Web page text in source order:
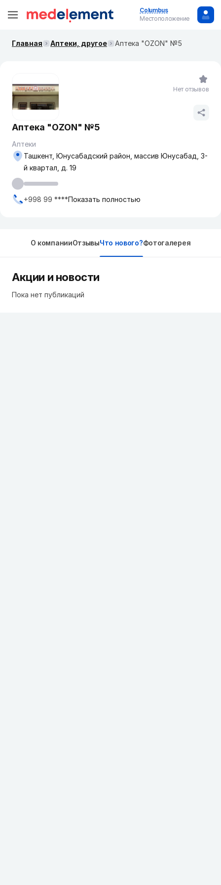
Columbus
Местоположение
Главная Аптеки, другое Аптека "OZON" №5
Аптека "OZON" №5
Аптеки
Ташкент, Юнусабадский район, массив Юнусабад, 3-
й квартал, д. 19
+998 99 ****Показать полностью
Нет отзывов
О компанииОтзывыЧто нового?Фотогалерея
Акции и новости
Пока нет публикаций